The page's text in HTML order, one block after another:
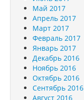
Май 2017
Апрель 2017
Март 2017
Февраль 2017
Январь 2017
Декабрь 2016
Ноябрь 2016
Октябрь 2016
Сентябрь 2016
Август 2016